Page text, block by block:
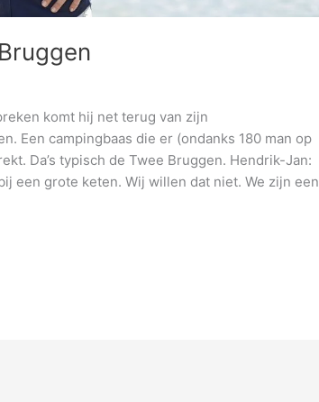
komt hij net terug van zijn
Een campingbaas die er (ondanks 180 man op
Da’s typisch de Twee Bruggen. Hendrik-Jan:
een grote keten. Wij willen dat niet. We zijn een